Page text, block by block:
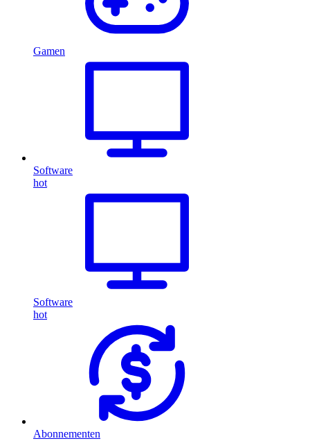
Gamen
Software
hot
Software
hot
Abonnementen